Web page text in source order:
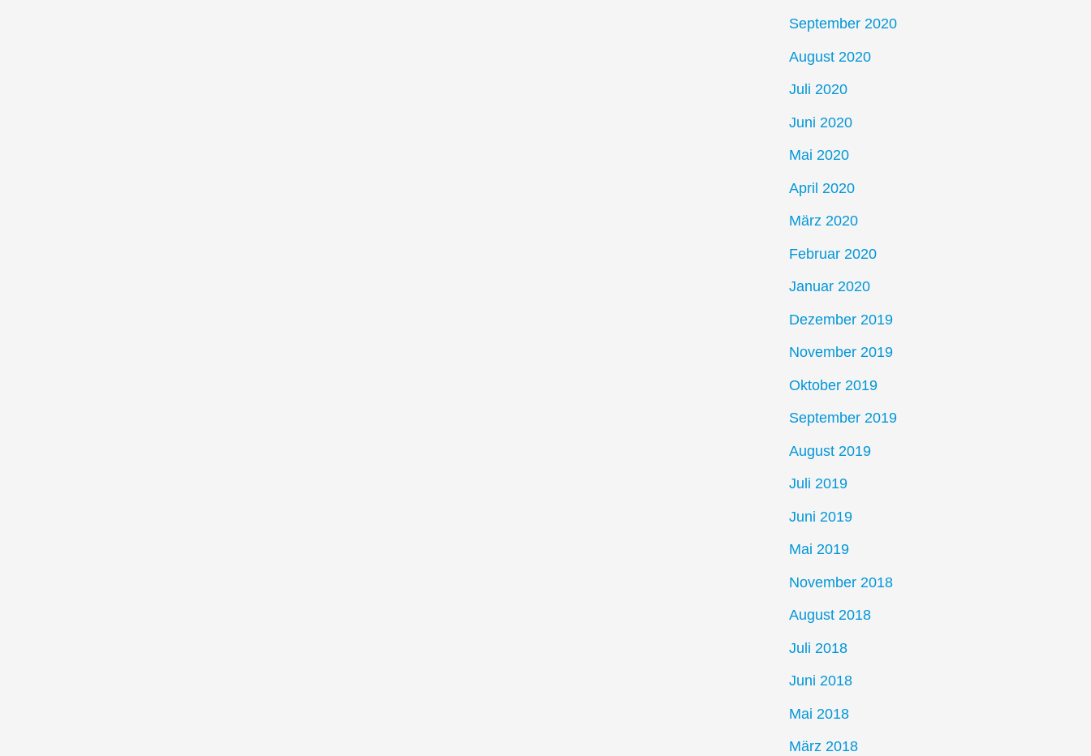
September 2020
August 2020
Juli 2020
Juni 2020
Mai 2020
April 2020
März 2020
Februar 2020
Januar 2020
Dezember 2019
November 2019
Oktober 2019
September 2019
August 2019
Juli 2019
Juni 2019
Mai 2019
November 2018
August 2018
Juli 2018
Juni 2018
Mai 2018
März 2018